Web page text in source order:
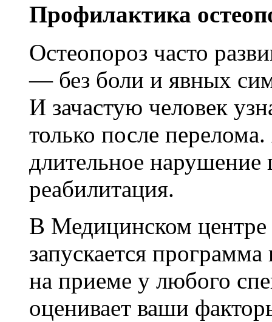
Профилактика
Остеопороз часто
— без боли и явных
И зачастую человек
только после
длительное
реабилитация.
В Медицинском
запускается
на приеме у любого
оценивает ваши